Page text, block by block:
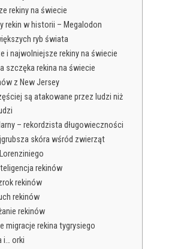
rekiny na świecie
rekin w historii – Megalodon
ryb świata
i najwolniejsze rekiny na świecie
szczęka rekina na świecie
z New Jersey
są atakowane przez ludzi niż
– rekordzista długowieczności
skóra wśród zwierząt
rekinów
rekinów
rekinów
rekinów
migracje rekina tygrysiego
i… orki